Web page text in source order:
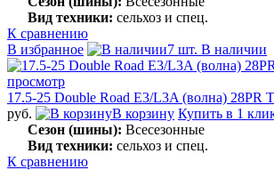
Вид техники: сельхоз и спец.
К сравнению
В избранное
7 шт. В наличии
просмотр
17.5-25 Double Road E3/L3A (волна) 28PR
руб.
В корзину Купить в 1
Сезон (шины): Всесезонные
Вид техники: сельхоз и спец.
К сравнению